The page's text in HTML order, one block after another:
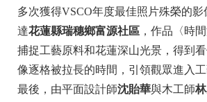
多次獲得VSCO年度最佳照片殊榮的影
達花蓮縣瑞穗鄉富源社區 ，作品〈時
捕捉工藝原料和花蓮深山光景，得到看
像逐格被拉長的時間，引領觀眾進入工
最後，由平面設計師沈貽華與木工師